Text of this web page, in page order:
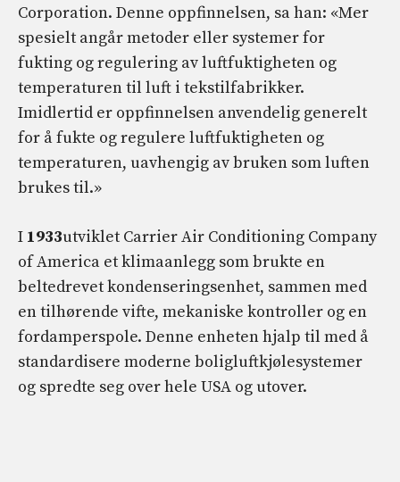
Corporation. Denne oppfinnelsen, sa han: «Mer
spesielt angår metoder eller systemer for
fukting og regulering av luftfuktigheten og
temperaturen til luft i tekstilfabrikker.
Imidlertid er oppfinnelsen anvendelig generelt
for å fukte og regulere luftfuktigheten og
temperaturen, uavhengig av bruken som luften
brukes til.»
I 1933utviklet Carrier Air Conditioning Company
of America et klimaanlegg som brukte en
beltedrevet kondenseringsenhet, sammen med
en tilhørende vifte, mekaniske kontroller og en
fordamperspole. Denne enheten hjalp til med å
standardisere moderne boligluftkjølesystemer
og spredte seg over hele USA og utover.